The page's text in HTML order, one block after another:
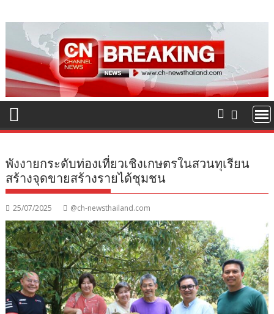
to
content
พังงายกระดับท่องเที่ยวเชิงเกษตรในสวนทุเรียน
สร้างจุดขายสร้างรายได้ชุมชน
25/07/2025 @ch-newsthailand.com